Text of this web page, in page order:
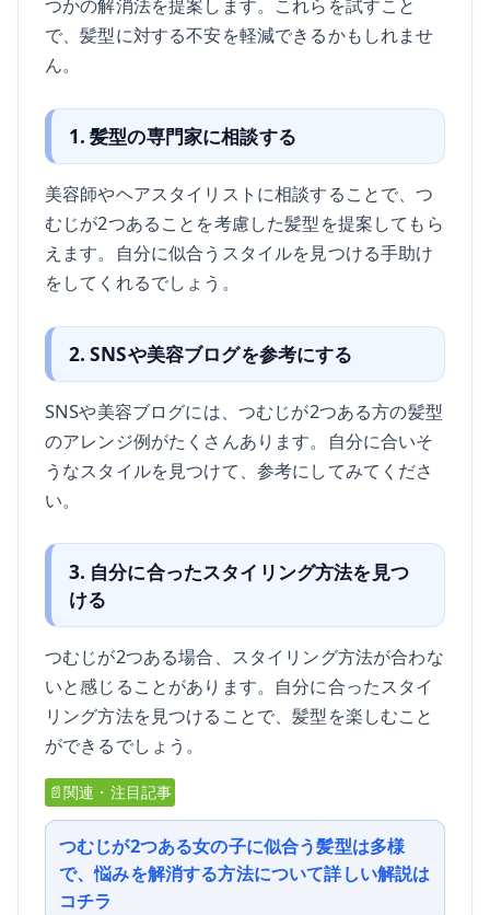
で、髪型に対する不安を軽減できるかもしれませ
ん。
1. 髪型の専門家に相談する
美容師やヘアスタイリストに相談することで、つ
むじが2つあることを考慮した髪型を提案してもら
えます。自分に似合うスタイルを見つける手助け
をしてくれるでしょう。
2. SNSや美容ブログを参考にする
SNSや美容ブログには、つむじが2つある方の髪型
のアレンジ例がたくさんあります。自分に合いそ
うなスタイルを見つけて、参考にしてみてくださ
い。
3. 自分に合ったスタイリング方法を見つ
ける
つむじが2つある場合、スタイリング方法が合わな
いと感じることがあります。自分に合ったスタイ
リング方法を見つけることで、髪型を楽しむこと
ができるでしょう。
📄関連・注目記事
つむじが2つある女の子に似合う髪型は多様
で、悩みを解消する方法について詳しい解説は
コチラ